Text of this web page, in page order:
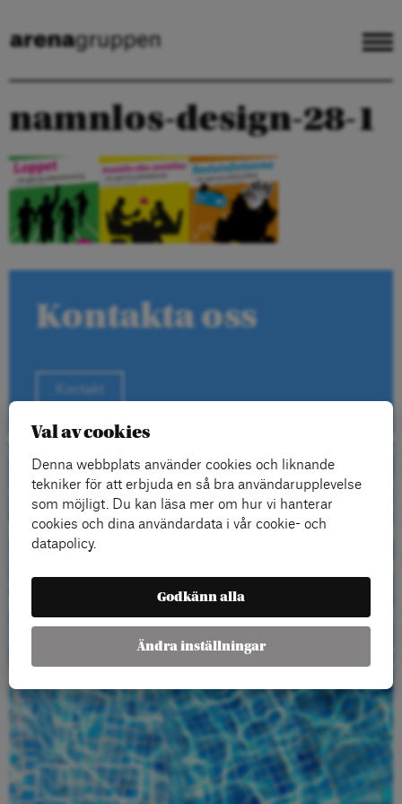
namnlos-design-28-1
Kontakta oss
Beställ gratis
material
Beställ här
Val av cookies
Denna webbplats använder cookies och liknande
tekniker för att erbjuda en så bra användarupplevelse
som möjligt. Du kan läsa mer om hur vi hanterar
cookies och dina användardata i vår cookie- och
datapolicy.
Godkänn alla
Ändra inställningar